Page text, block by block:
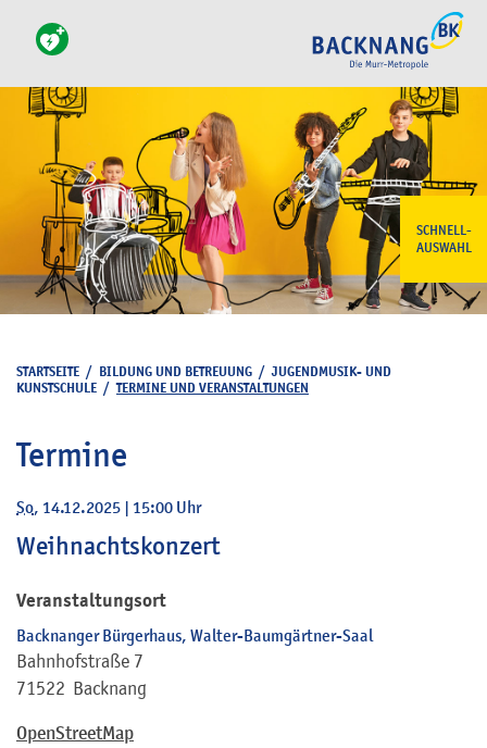
SCHNELL-
AUSWAHL
STARTSEITE / BILDUNG UND BETREUUNG /JUGENDMUSIK- UND
KUNSTSCHULE /TERMINE UND VERANSTALTUNGEN
Termine
So, 14.12.2025 | 15:00 Uhr
Weihnachtskonzert
Veranstaltungsort
Backnanger Bürgerhaus, Walter-Baumgärtner-Saal
Bahnhofstraße 7
71522 Backnang
OpenStreetMap